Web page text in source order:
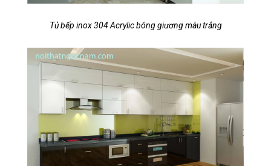
Tủ bếp inox 304 Acrylic bóng giương màu trắng